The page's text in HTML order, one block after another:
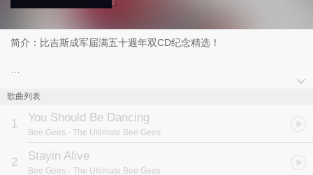
简介：比吉斯成军届满五十週年双CD纪念精选！
三副足以驾驭真、假音歌唱技巧的嗓子，三个跨越类型音乐创作极限
的灵魂，一个默契绝佳的超级乐团－比吉斯合唱团，他们创造了无数
球缔造逾两亿张的专辑销售成绩、拥有超过50张美国告示牌Top10专
辑、写下超过15首全美冠军歌曲、打造出的【週末的狂热】电影原声
影谱写超过100首歌曲配乐、是唯一同时拥有5首歌曲登上全美单曲
歌曲列表
1 You Should Be Dancing
Bee Gees - The Ultimate Bee Gees
2 Stayin Alive
Bee Gees - The Ultimate Bee Gees